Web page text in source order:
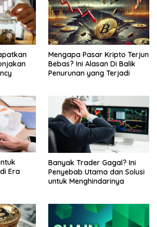
Mengapa Pasar Kripto Terjun
Bebas? Ini Alasan Di Balik
Penurunan yang Terjadi
Era
Banyak Trader Gagal? Ini
Penyebab Utama dan Solusi
untuk Menghindarinya